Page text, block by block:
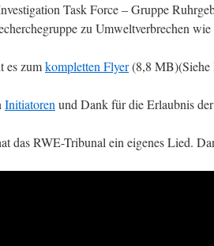
Task Force – Gruppe
zu Umweltverbrechen
es zumkompletten Flyer(8,8 MB)(Siehe
Initiatoren und Dank für die Erlaubnis
das RWE-Tribunal ein eigenes Lied.